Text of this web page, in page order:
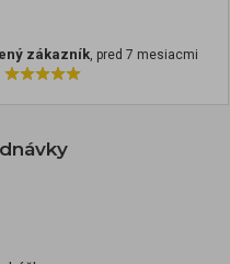
zákazník, pred 7 mesiacmi